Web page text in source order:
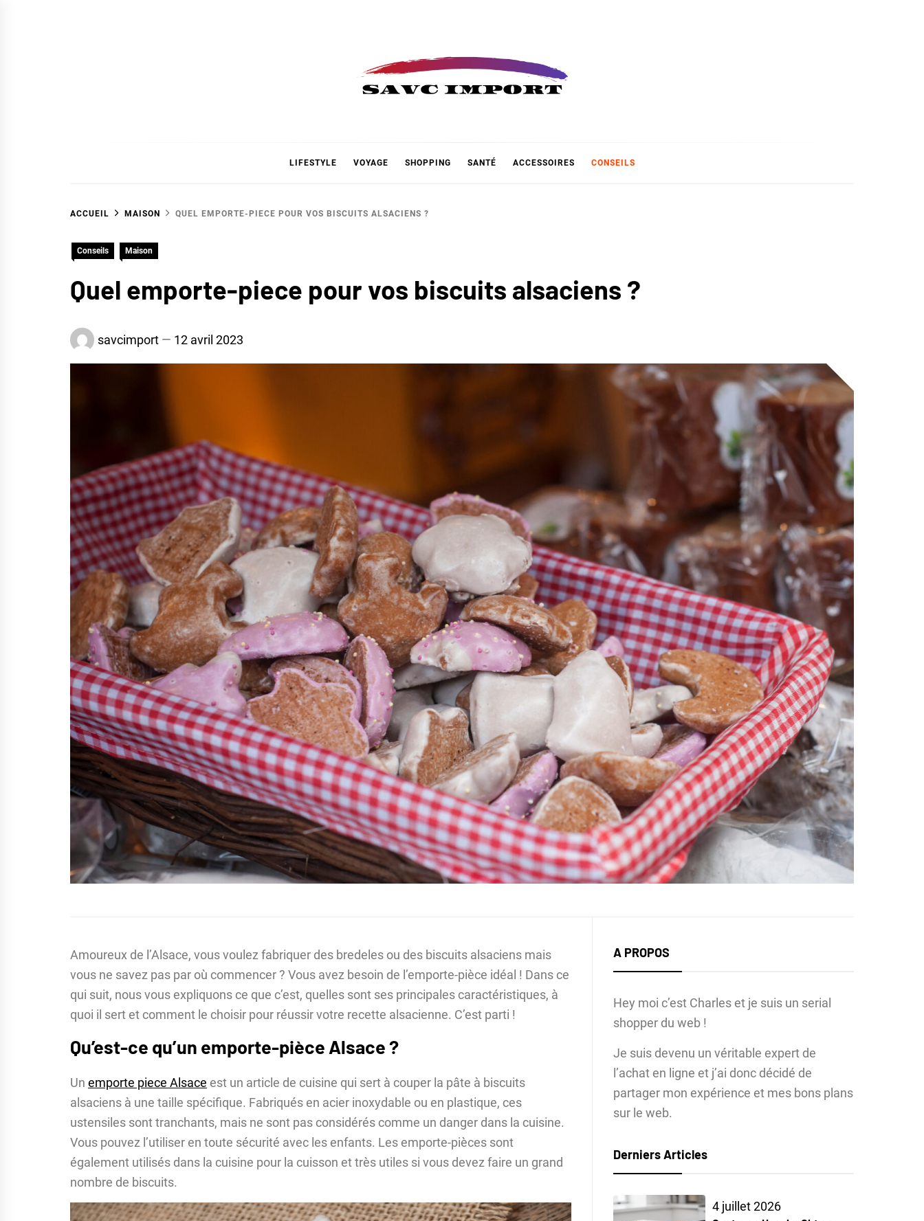
SAVC IMPORT
LIFESTYLE VOYAGE SHOPPING SANTÉ ACCESSOIRES CONSEILS
ACCUEIL MAISON QUEL EMPORTE-PIECE POUR VOS BISCUITS ALSACIENS ?
Conseils Maison
Quel emporte-piece pour vos biscuits alsaciens ?
savcimport 12 avril 2023
Amoureux de l’Alsace, vous voulez fabriquer des bredeles ou des biscuits alsaciens mais
vous ne savez pas par où commencer ? Vous avez besoin de l’emporte-pièce idéal ! Dans ce
qui suit, nous vous expliquons ce que c’est, quelles sont ses principales caractéristiques, à
quoi il sert et comment le choisir pour réussir votre recette alsacienne. C’est parti !
Qu’est-ce qu’un emporte-pièce Alsace ?
Un emporte piece Alsace est un article de cuisine qui sert à couper la pâte à biscuits
alsaciens à une taille spécifique. Fabriqués en acier inoxydable ou en plastique, ces
ustensiles sont tranchants, mais ne sont pas considérés comme un danger dans la cuisine.
Vous pouvez l’utiliser en toute sécurité avec les enfants. Les emporte-pièces sont
également utilisés dans la cuisine pour la cuisson et très utiles si vous devez faire un grand
nombre de biscuits.
A PROPOS
Hey moi c’est Charles et je suis un serial
shopper du web !
Je suis devenu un véritable expert de
l’achat en ligne et j’ai donc décidé de
partager mon expérience et mes bons plans
sur le web.
Derniers Articles
4 juillet 2026